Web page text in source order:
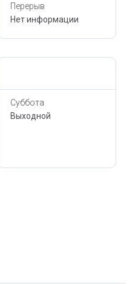
Перерыв
Нет информации
Суббота
Выходной